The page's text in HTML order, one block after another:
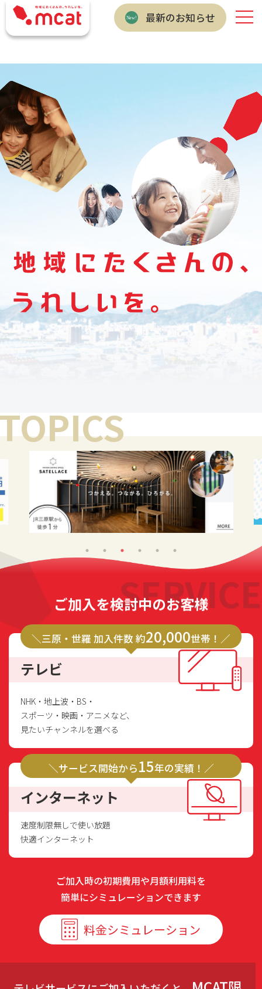
最新のお知らせ
TOPICS
ご加入を検討中のお客様
SERVICE
＼三原・世羅 加入件数 約20,000世帯！／
テレビ
NHK・地上波・BS・
スポーツ・映画・アニメなど、
見たいチャンネルを選べる
＼サービス開始から15年の実績！／
インターネット
速度制限無しで使い放題
快適インターネット
ご加入時の初期費用や月額利用料を
簡単にシミュレーションできます
料金シミュレーション